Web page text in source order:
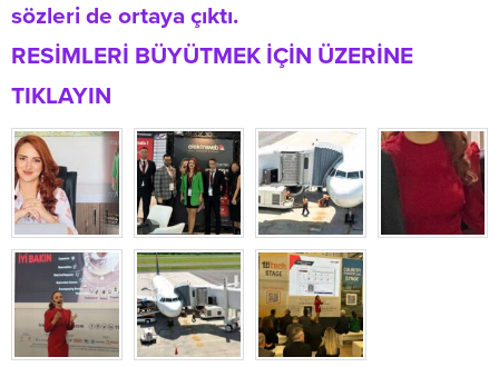
sözleri de ortaya çıktı.
RESİMLERİ BÜYÜTMEK İÇİN ÜZERİNE
TIKLAYIN